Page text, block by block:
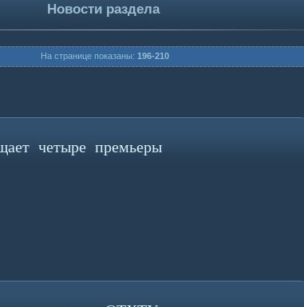
Новости раздела
На странице показаны: 196-210
четыре премьеры